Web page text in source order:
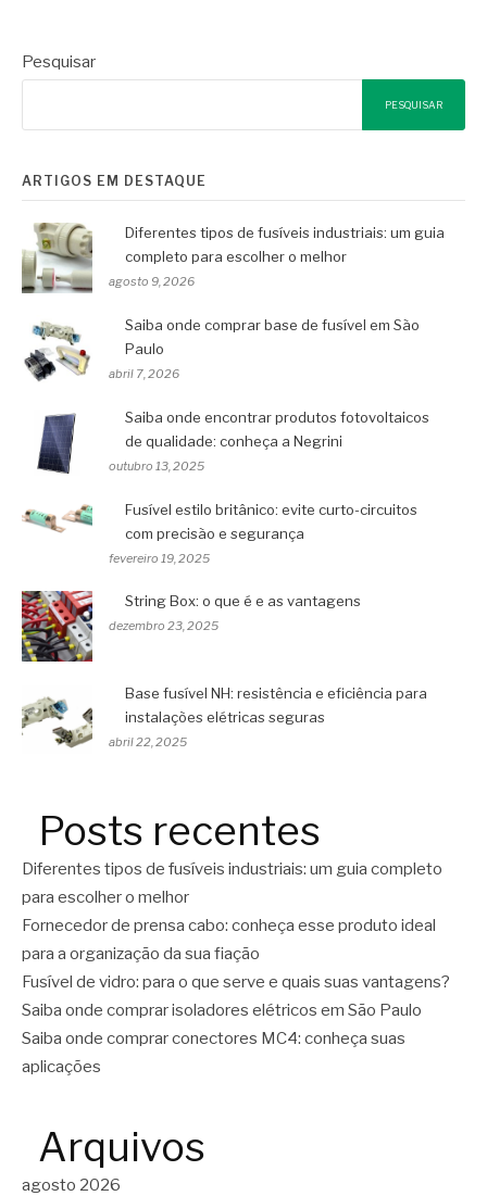
Pesquisar
PESQUISAR
ARTIGOS EM DESTAQUE
Diferentes tipos de fusíveis industriais: um guia
completo para escolher o melhor
agosto 9, 2026
Saiba onde comprar base de fusível em São
Paulo
abril 7, 2026
Saiba onde encontrar produtos fotovoltaicos
de qualidade: conheça a Negrini
outubro 13, 2025
Fusível estilo britânico: evite curto-circuitos
com precisão e segurança
fevereiro 19, 2025
String Box: o que é e as vantagens
dezembro 23, 2025
Base fusível NH: resistência e eficiência para
instalações elétricas seguras
abril 22, 2025
Posts recentes
Diferentes tipos de fusíveis industriais: um guia completo
para escolher o melhor
Fornecedor de prensa cabo: conheça esse produto ideal
para a organização da sua fiação
Fusível de vidro: para o que serve e quais suas vantagens?
Saiba onde comprar isoladores elétricos em São Paulo
Saiba onde comprar conectores MC4: conheça suas
aplicações
Arquivos
agosto 2026